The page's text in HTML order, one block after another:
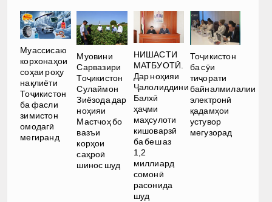
Муассисаю
корхонаҳои
соҳаи роҳу
нақлиёти
Тоҷикистон
ба фасли
зимистон
омодагӣ
мегиранд
Муовини
Сарвазири
Тоҷикистон
Сулаймон
Зиёзода дар
ноҳияи
Мастчоҳ бо
вазъи
корҳои
саҳроӣ
шинос шуд
НИШАСТИ
МАТБУОТӢ.
Дар ноҳияи
Ҷалолиддини
Балхӣ
ҳаҷми
маҳсулоти
кишоварзӣ
ба беш аз
1,2
миллиард
сомонӣ
расонида
шуд
Тоҷикистон
ба сӯи
тиҷорати
байналмилалии
электронӣ
қадамҳои
устувор
мегузорад